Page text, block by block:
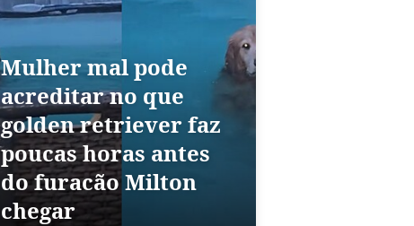
Mulher mal pode
acreditar no que
golden retriever faz
poucas horas antes
do furacão Milton
chegar